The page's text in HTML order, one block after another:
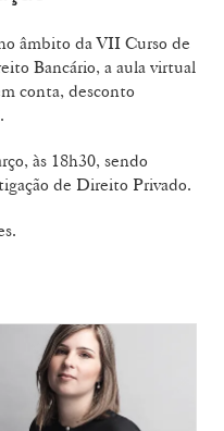
âmbito da VII Curso de
Bancário, a aula virtual
conta, desconto
às 18h30, sendo
de Direito Privado.